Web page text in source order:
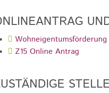
Wohneigentumsförderung
Z15 Online Antrag
STELLE